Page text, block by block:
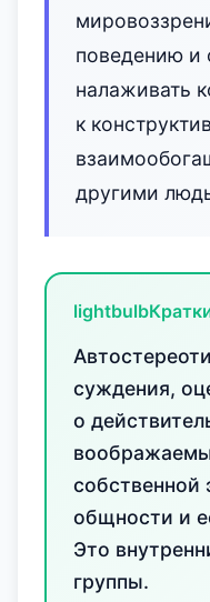
поведению и
налаживать
к
другими
lightbulb
суждения,
о
собственной
общности и
Это
группы.